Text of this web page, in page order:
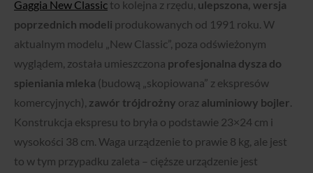
Gaggia New Classic to kolejna z rzędu, ulepszona, wersja
poprzednich modeli produkowanych od 1991 roku. W
aktualnym modelu „New Classic”, poza odświeżonym
wyglądem, została umieszczona profesjonalna dysza do
spieniania mleka (budową „skopiowana” z ekspresów
komercyjnych), zawór trójdrożny oraz aluminiowy bojler.
Konstrukcja ekspresu to bryła o podstawie 23×24 cm i
wysokości 38 cm. Waga urządzenie to prawie 8 kg, ale jest
to w tym przypadku zaleta – cięższe urządzenie jest